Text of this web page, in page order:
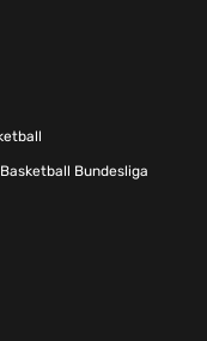
Bundesliga